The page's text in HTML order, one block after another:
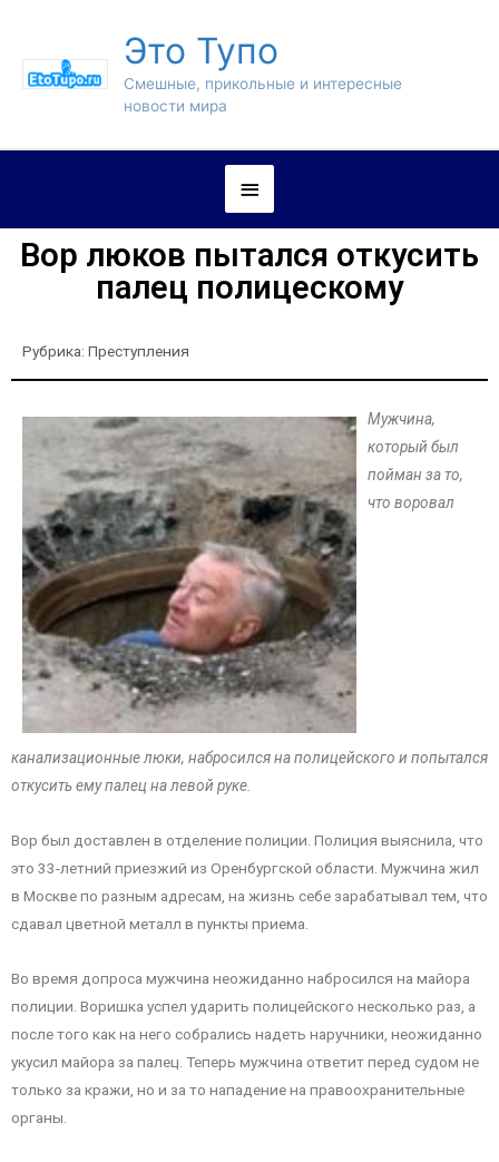
Это Тупо
Смешные, прикольные и интересные
новости мира
Вор люков пытался откусить
палец полицескому
Рубрика: Преступления
Мужчина,
который был
пойман за то,
что воровал
канализационные люки, набросился на полицейского и попытался
откусить ему палец на левой руке.
Вор был доставлен в отделение полиции. Полиция выяснила, что
это 33-летний приезжий из Оренбургской области. Мужчина жил
в Москве по разным адресам, на жизнь себе зарабатывал тем, что
сдавал цветной металл в пункты приема.
Во время допроса мужчина неожиданно набросился на майора
полиции. Воришка успел ударить полицейского несколько раз, а
после того как на него собрались надеть наручники, неожиданно
укусил майора за палец. Теперь мужчина ответит перед судом не
только за кражи, но и за то нападение на правоохранительные
органы.